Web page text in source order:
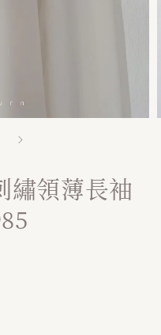
繡領薄長袖